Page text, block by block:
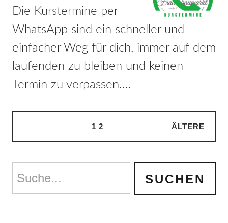
Die Kurstermine per
WhatsApp sind ein schneller und
einfacher Weg für dich, immer auf dem
laufenden zu bleiben und keinen
Termin zu verpassen.…
1 2 ÄLTERE